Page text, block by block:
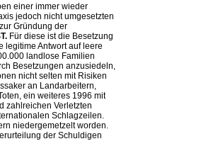
einer immer wieder
jedoch nicht umgesetzten
Gründung der
Für diese ist die Besetzung
legitime Antwort auf leere
landlose Familien
Besetzungen anzusiedeln,
nicht selten mit Risiken
an Landarbeitern,
ein weiteres 1996 mit
zahlreichen Verletzten
Schlagzeilen.
niedergemetzelt worden.
der Schuldigen